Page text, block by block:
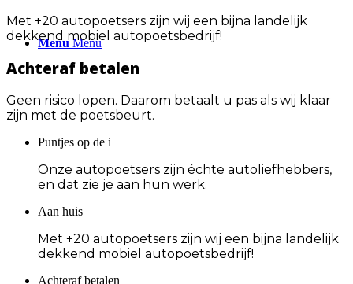
Menu Menu
Met +20 autopoetsers zijn wij een bijna landelijk
dekkend mobiel autopoetsbedrijf!
Achteraf betalen
Geen risico lopen. Daarom betaalt u pas als wij klaar
zijn met de poetsbeurt.
Puntjes op de i
Onze autopoetsers zijn échte autoliefhebbers,
en dat zie je aan hun werk.
Aan huis
Met +20 autopoetsers zijn wij een bijna landelijk
dekkend mobiel autopoetsbedrijf!
Achteraf betalen